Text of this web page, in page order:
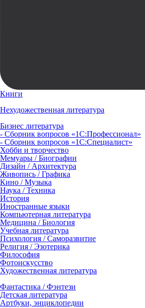
Книги
Нехудожественная литература
Бизнес литература
- Сборник вопросов «1С:Профессионал»
- Сборник вопросов «1С:Специалист»
Хобби и творчество
Мемуары / Биографии
Дизайн / Архитектура
Живопись / Графика
Кино / Музыка
Наука / Техника
История
Иностранные языки
Компьютерная литература
Медицина / Биология
Учебная литература
Психология / Саморазвитие
Религия / Эзотерика
Философия
Фотоискусство
Художественная литература
Фантастика / Фэнтези
Детская литература
Артбуки, энциклопедии